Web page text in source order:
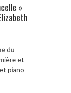
»
du
et
piano